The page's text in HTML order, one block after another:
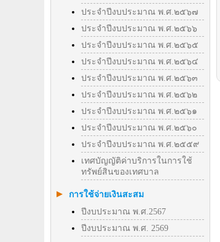
ประจำปีงบประมาณ พ.ศ.๒๕๖๗
ประจำปีงบประมาณ พ.ศ.๒๕๖๖
ประจำปีงบประมาณ พ.ศ.๒๕๖๕
ประจำปีงบประมาณ พ.ศ.๒๕๖๔
ประจำปีงบประมาณ พ.ศ.๒๕๖๓
ประจำปีงบประมาณ พ.ศ.๒๕๖๒
ประจำปีงบประมาณ พ.ศ.๒๕๖๑
ประจำปีงบประมาณ พ.ศ.๒๕๖๐
ประจำปีงบประมาณ พ.ศ.๒๕๕๙
เทศบัญญัติค่าบริการในการใช้
ทรัพย์สินของเทศบาล
การใช้จ่ายเงินสะสม
ปีงบประมาณ พ.ศ.2567
ปีงบประมาณ พ.ศ. 2569